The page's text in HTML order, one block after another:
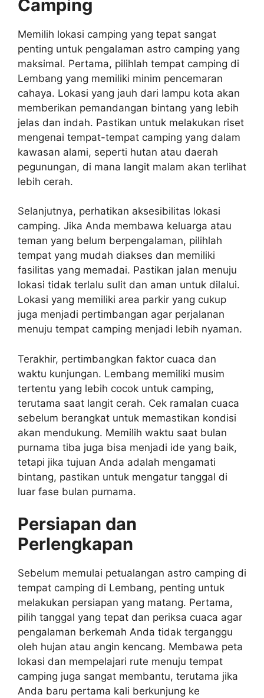
Camping
Memilih lokasi camping yang tepat sangat
penting untuk pengalaman astro camping yang
maksimal. Pertama, pilihlah tempat camping di
Lembang yang memiliki minim pencemaran
cahaya. Lokasi yang jauh dari lampu kota akan
memberikan pemandangan bintang yang lebih
jelas dan indah. Pastikan untuk melakukan riset
mengenai tempat-tempat camping yang dalam
kawasan alami, seperti hutan atau daerah
pegunungan, di mana langit malam akan terlihat
lebih cerah.
Selanjutnya, perhatikan aksesibilitas lokasi
camping. Jika Anda membawa keluarga atau
teman yang belum berpengalaman, pilihlah
tempat yang mudah diakses dan memiliki
fasilitas yang memadai. Pastikan jalan menuju
lokasi tidak terlalu sulit dan aman untuk dilalui.
Lokasi yang memiliki area parkir yang cukup
juga menjadi pertimbangan agar perjalanan
menuju tempat camping menjadi lebih nyaman.
Terakhir, pertimbangkan faktor cuaca dan
waktu kunjungan. Lembang memiliki musim
tertentu yang lebih cocok untuk camping,
terutama saat langit cerah. Cek ramalan cuaca
sebelum berangkat untuk memastikan kondisi
akan mendukung. Memilih waktu saat bulan
purnama tiba juga bisa menjadi ide yang baik,
tetapi jika tujuan Anda adalah mengamati
bintang, pastikan untuk mengatur tanggal di
luar fase bulan purnama.
Persiapan dan
Perlengkapan
Sebelum memulai petualangan astro camping di
tempat camping di Lembang, penting untuk
melakukan persiapan yang matang. Pertama,
pilih tanggal yang tepat dan periksa cuaca agar
pengalaman berkemah Anda tidak terganggu
oleh hujan atau angin kencang. Membawa peta
lokasi dan mempelajari rute menuju tempat
camping juga sangat membantu, terutama jika
Anda baru pertama kali berkunjung ke